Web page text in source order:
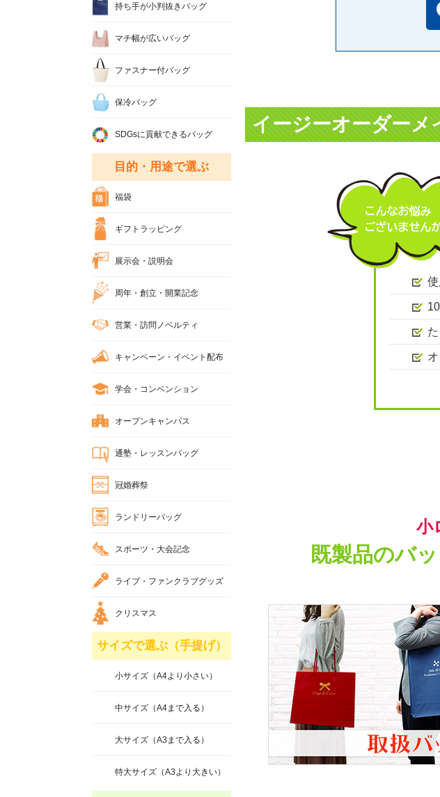
イージーオーダーメ
小
既製品のバッ
持ち手が小判抜きバッグ
マチ幅が広いバッグ
ファスナー付バッグ
保冷バッグ
SDGsに貢献できるバッグ
目的・用途で選ぶ
福袋
ギフトラッピング
展示会・説明会
周年・創立・開業記念
営業・訪問ノベルティ
キャンペーン・イベント配布
学会・コンベンション
オープンキャンパス
通塾・レッスンバッグ
冠婚葬祭
ランドリーバッグ
スポーツ・大会記念
ライブ・ファンクラブグッズ
クリスマス
サイズで選ぶ（手提げ）
小サイズ（A4より小さい）
中サイズ（A4まで入る）
大サイズ（A3まで入る）
特大サイズ（A3より大きい）